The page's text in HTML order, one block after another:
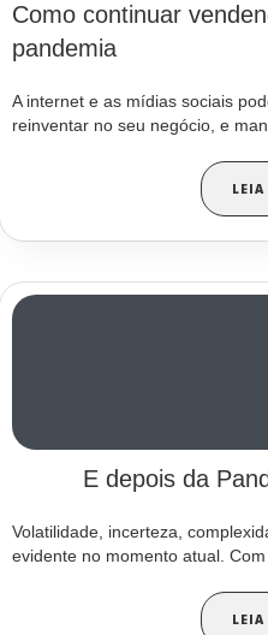
Como continuar
pandemia
A internet e as mídias sociais
reinventar no seu negócio, e
E depois da
Volatilidade, incerteza,
evidente no momento atual. Com